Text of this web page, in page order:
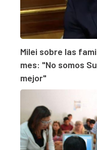
Milei sobre las
mes: "No somos
mejor"